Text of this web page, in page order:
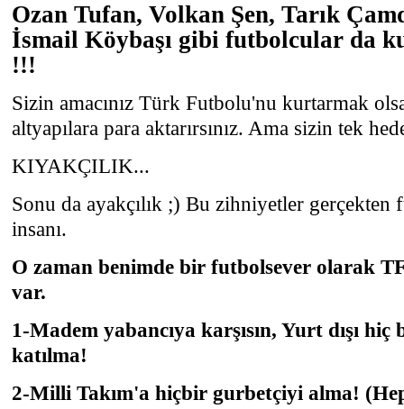
Ozan Tufan, Volkan Şen, Tarık
İsmail Köybaşı gibi futbolcular da
!!!
Sizin amacınız Türk Futbolu'nu kurtarmak
altyapılara para aktarırsınız. Ama sizin tek
KIYAKÇILIK...
Sonu da ayakçılık ;) Bu zihniyetler
insanı.
O zaman benimde bir futbolsever olarak
var.
1-Madem yabancıya karşısın, Yurt dışı
katılma!
2-Milli Takım'a hiçbir gurbetçiyi alma!